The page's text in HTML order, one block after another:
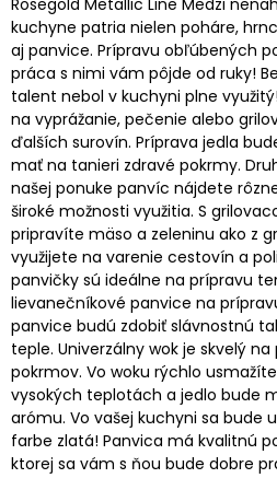
kuchyne patria nielen poháre,
aj panvice. Prípravu obľúbených
práca s nimi vám pôjde od ruky!
talent nebol v kuchyni plne
na vyprážanie, pečenie alebo
ďalších surovín. Príprava jedla
mať na tanieri zdravé pokrmy.
našej ponuke panvíc nájdete
široké možnosti využitia. S
pripravíte mäso a zeleninu ako z
využijete na varenie cestovín a
panvičky sú ideálne na prípravu
lievanečníkové panvice na
panvice budú zdobiť slávnostnú
teple. Univerzálny wok je skvelý
pokrmov. Vo woku rýchlo
vysokých teplotách a jedlo bude
arómu. Vo vašej kuchyni sa bude
farbe zlatá! Panvica má kvalitnú
ktorej sa vám s ňou bude dobre